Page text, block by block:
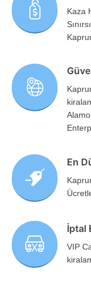
Kaza
En
İptal
VIP